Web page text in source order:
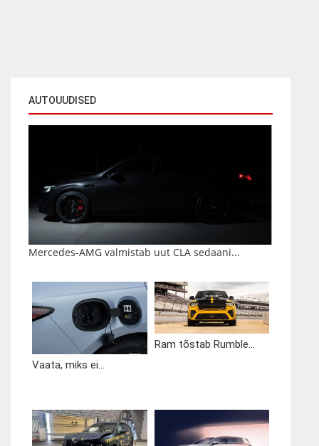
AUTOUUDISED
Mercedes-AMG valmistab uut CLA sedaani...
Vaata, miks ei...
Ram tõstab Rumble...